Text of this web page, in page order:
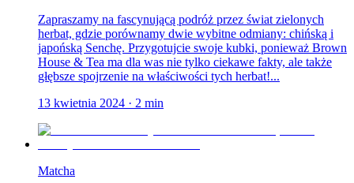
Zapraszamy na fascynującą podróż przez świat zielonych
herbat, gdzie porównamy dwie wybitne odmiany: chińską i
japońską Senchę. Przygotujcie swoje kubki, ponieważ Brown
House & Tea ma dla was nie tylko ciekawe fakty, ale także
głębsze spojrzenie na właściwości tych herbat!...
13 kwietnia 2024 · 2 min
Matcha